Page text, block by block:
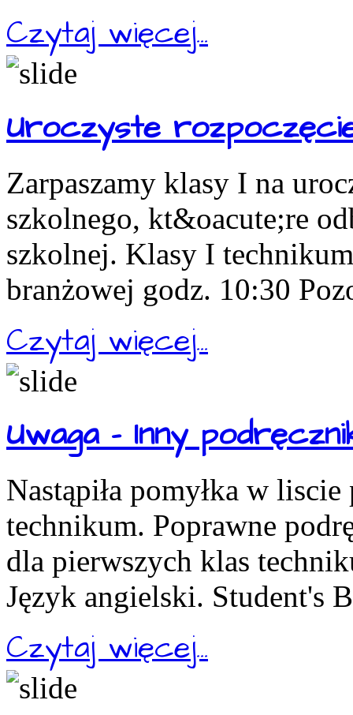
Czytaj więcej...
Uroczyste
Zarpaszamy klasy I na
szkolnego, kt&oacute;re
szkolnej. Klasy I
branżowej godz. 10:30
Czytaj więcej...
Uwaga - Inny
Nastąpiła pomyłka w
technikum. Poprawne
dla pierwszych klas
Język angielski. Student's
Czytaj więcej...